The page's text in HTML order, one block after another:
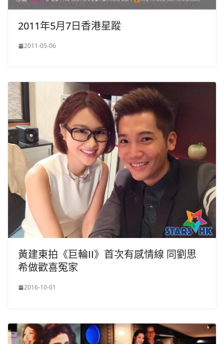
2011年5月7日香港星蹤
2011-05-06
黃建東拍《巨輪II》首次有感情線 同劉思
希做歡喜冤家
2016-10-01